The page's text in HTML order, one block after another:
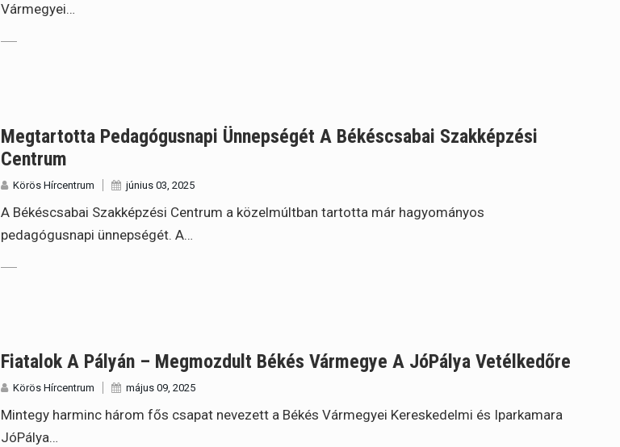
Vármegyei…
Megtartotta Pedagógusnapi Ünnepségét A Békéscsabai Szakképzési
Centrum
Körös Hírcentrum június 03, 2025
A Békéscsabai Szakképzési Centrum a közelmúltban tartotta már hagyományos
pedagógusnapi ünnepségét. A…
Fiatalok A Pályán – Megmozdult Békés Vármegye A JóPálya Vetélkedőre
Körös Hírcentrum május 09, 2025
Mintegy harminc három fős csapat nevezett a Békés Vármegyei Kereskedelmi és Iparkamara
JóPálya…